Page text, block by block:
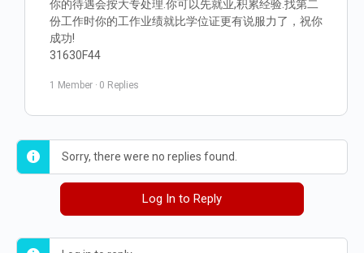
你的待遇会按大专处理.你可以先就业,积累经验.找第二
份工作时你的工作业绩就比学位证更有说服力了，祝你
成功!
31630F44
1 Member · 0 Replies
Sorry, there were no replies found.
Log In to Reply